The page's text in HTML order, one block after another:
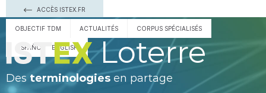
ACCÈS ISTEX.FR
OBJECTIF TDM ACTUALITÉS CORPUS SPÉCIALISÉS
ESPAÑOL ENGLISH Loterre
Des terminologies en partage